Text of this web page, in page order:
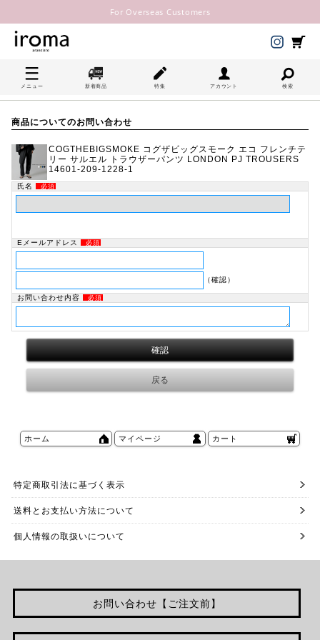
For Overseas Customers
メニュー 新着商品 特集 アカウント 検索
商品についてのお問い合わせ
COGTHEBIGSMOKE コグザビッグスモーク エコ フレンチテ
リー サルエル トラウザーパンツ LONDON PJ TROUSERS
14601-209-1228-1
氏名 必須
Eメールアドレス 必須
（確認）
お問い合わせ内容 必須
ホーム マイページ カート
特定商取引法に基づく表示
送料とお支払い方法について
個人情報の取扱いについて
お問い合わせ【ご注文前】